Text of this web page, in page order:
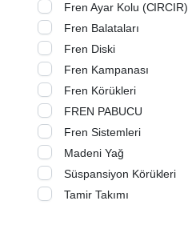
Fren Ayar Kolu (CIRCIR)
Fren Balataları
Fren Diski
Fren Kampanası
Fren Körükleri
FREN PABUCU
Fren Sistemleri
Madeni Yağ
Süspansiyon Körükleri
Tamir Takımı